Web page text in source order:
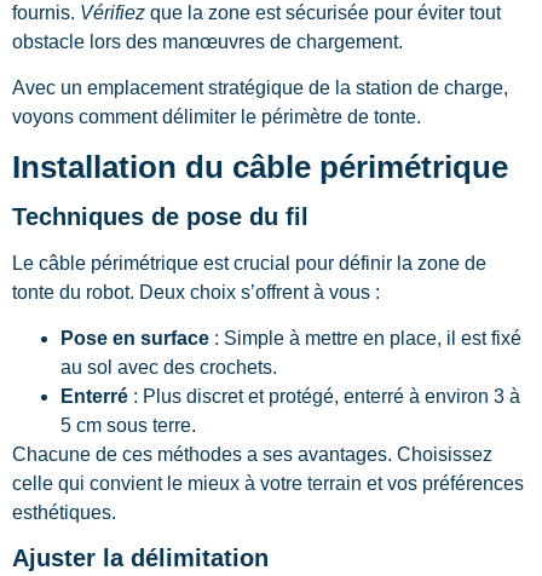
fournis. Vérifiez que la zone est sécurisée pour éviter tout
obstacle lors des manœuvres de chargement.
Avec un emplacement stratégique de la station de charge,
voyons comment délimiter le périmètre de tonte.
Installation du câble périmétrique
Techniques de pose du fil
Le câble périmétrique est crucial pour définir la zone de
tonte du robot. Deux choix s’offrent à vous :
Pose en surface : Simple à mettre en place, il est fixé
au sol avec des crochets.
Enterré : Plus discret et protégé, enterré à environ 3 à
5 cm sous terre.
Chacune de ces méthodes a ses avantages. Choisissez
celle qui convient le mieux à votre terrain et vos préférences
esthétiques.
Ajuster la délimitation